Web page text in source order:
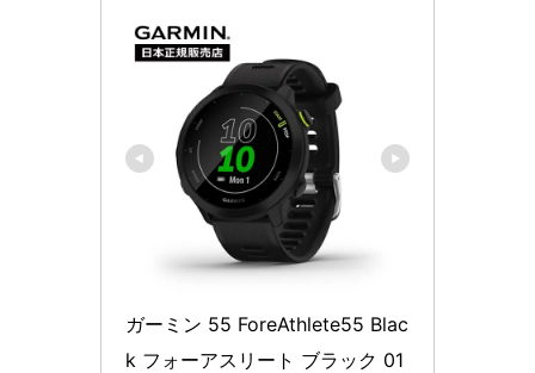
ガーミン 55 ForeAthlete55 Blac
k フォーアスリート ブラック 01